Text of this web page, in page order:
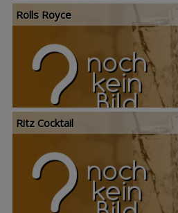
Rolls Royce
Ritz Cocktail